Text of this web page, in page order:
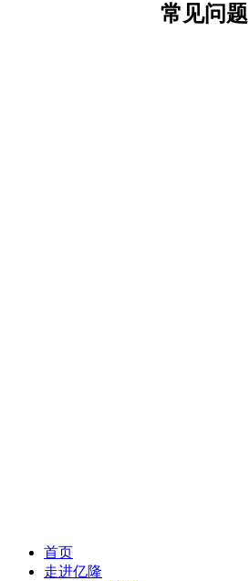
常见问题
首页
走进亿隆